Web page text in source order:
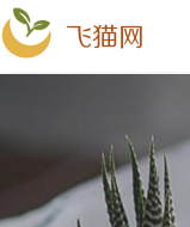
飞猫网